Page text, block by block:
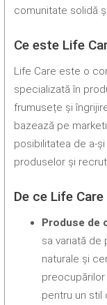
comunitate solidă
Ce este Life
Life Care este o
specializată în
frumusețe și
bazează pe
posibilitatea de a-
produselor și
De ce Life
Produse de
sa variată de
naturale și
pentru un stil